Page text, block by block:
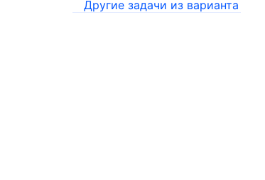
Другие задачи из варианта